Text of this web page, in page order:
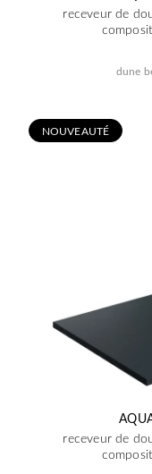
receveur de
dune
NOUVEAUTÉ
receveur de